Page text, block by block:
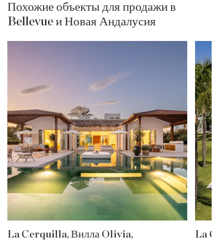
Похожие объекты для продажи в
Bellevue и Новая Андалусия
La Cerquilla, Вилла Olivia,
La